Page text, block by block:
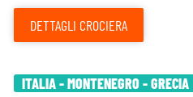
DETTAGLI CROCIERA
ITALIA - MONTENEGRO - GRECIA